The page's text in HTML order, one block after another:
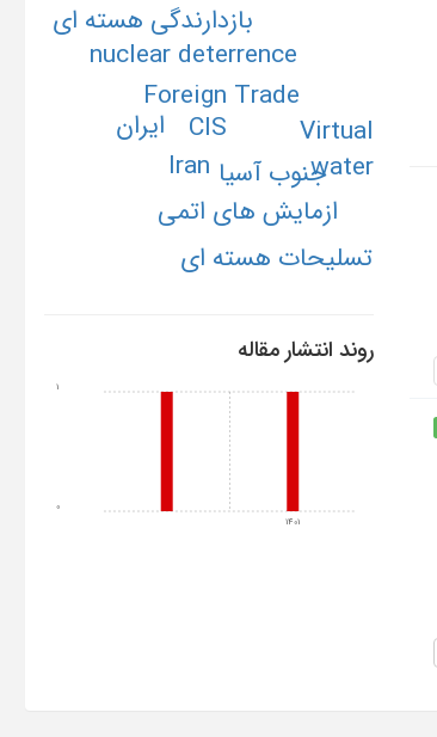
CIS
Foreign Trade
Iran
nuclear deterrence
Virtual
water
ازمایش های اتمی
ایران
بازدارندگی هسته ای
تسلیحات هسته ای
جنوب آسیا
روند انتشار مقاله
1401
0
1